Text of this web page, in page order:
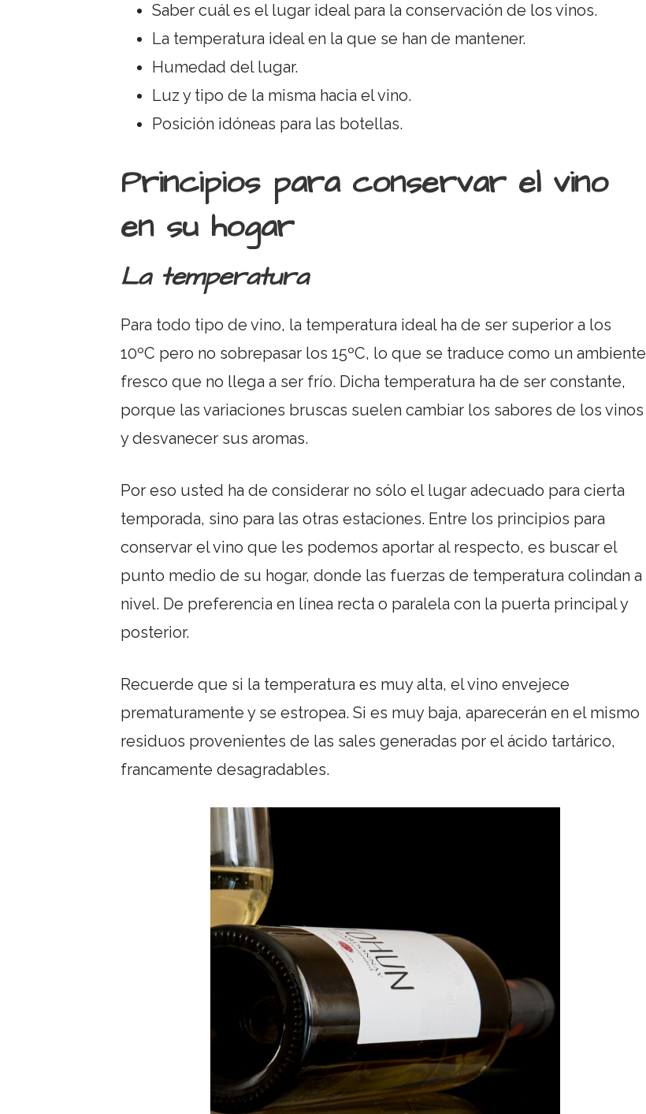
Saber cuál es el lugar ideal para la conservación de los vinos.
La temperatura ideal en la que se han de mantener.
Humedad del lugar.
Luz y tipo de la misma hacia el vino.
Posición idóneas para las botellas.
Principios para conservar el vino
en su hogar
La temperatura
Para todo tipo de vino, la temperatura ideal ha de ser superior a los
10ºC pero no sobrepasar los 15ºC, lo que se traduce como un ambiente
fresco que no llega a ser frío. Dicha temperatura ha de ser constante,
porque las variaciones bruscas suelen cambiar los sabores de los vinos
y desvanecer sus aromas.
Por eso usted ha de considerar no sólo el lugar adecuado para cierta
temporada, sino para las otras estaciones. Entre los principios para
conservar el vino que les podemos aportar al respecto, es buscar el
punto medio de su hogar, donde las fuerzas de temperatura colindan a
nivel. De preferencia en línea recta o paralela con la puerta principal y
posterior.
Recuerde que si la temperatura es muy alta, el vino envejece
prematuramente y se estropea. Si es muy baja, aparecerán en el mismo
residuos provenientes de las sales generadas por el ácido tartárico,
francamente desagradables.